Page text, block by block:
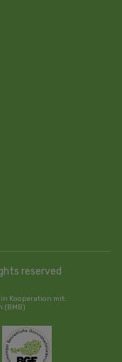
reserved
Kooperation mit:
(BMB)